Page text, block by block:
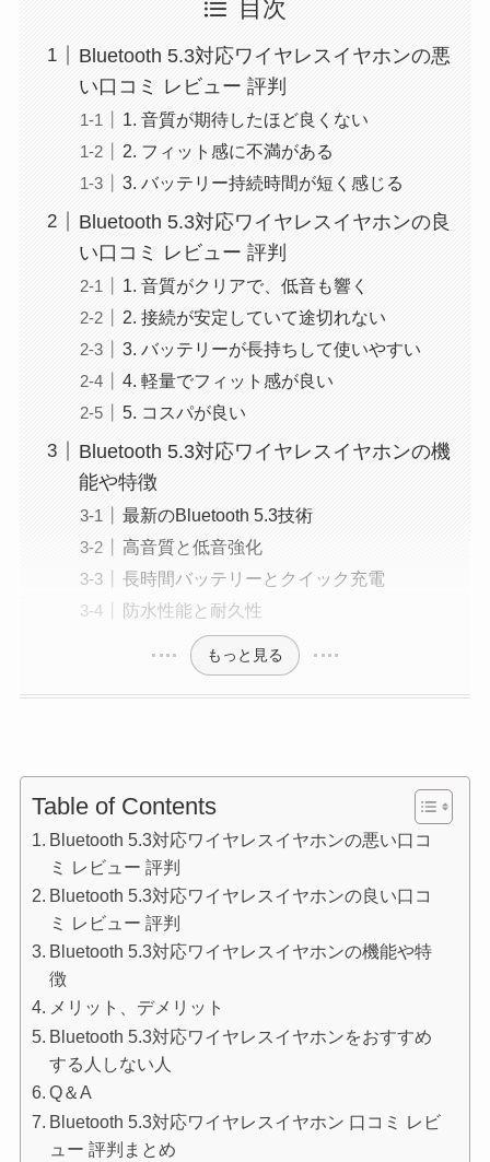
目次
Bluetooth 5.3対応ワイヤレスイヤホンの悪
い口コミ レビュー 評判
1. 音質が期待したほど良くない
2. フィット感に不満がある
3. バッテリー持続時間が短く感じる
Bluetooth 5.3対応ワイヤレスイヤホンの良
い口コミ レビュー 評判
1. 音質がクリアで、低音も響く
2. 接続が安定していて途切れない
3. バッテリーが長持ちして使いやすい
4. 軽量でフィット感が良い
5. コスパが良い
Bluetooth 5.3対応ワイヤレスイヤホンの機
能や特徴
最新のBluetooth 5.3技術
高音質と低音強化
長時間バッテリーとクイック充電
防水性能と耐久性
もっと見る
Table of Contents
Bluetooth 5.3対応ワイヤレスイヤホンの悪い口コ
ミ レビュー 評判
Bluetooth 5.3対応ワイヤレスイヤホンの良い口コ
ミ レビュー 評判
Bluetooth 5.3対応ワイヤレスイヤホンの機能や特
徴
メリット、デメリット
Bluetooth 5.3対応ワイヤレスイヤホンをおすすめ
する人しない人
Q＆A
Bluetooth 5.3対応ワイヤレスイヤホン 口コミ レビ
ュー 評判まとめ